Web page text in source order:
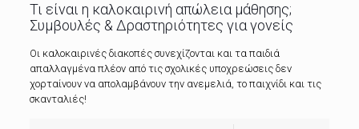
Τι είναι η καλοκαιρινή απώλεια μάθησης;
Συμβουλές & Δραστηριότητες για γονείς
Οι καλοκαιρινές διακοπές συνεχίζονται και τα παιδιά
απαλλαγμένα πλέον από τις σχολικές υποχρεώσεις δεν
χορταίνουν να απολαμβάνουν την ανεμελιά, το παιχνίδι και τις
σκανταλιές!